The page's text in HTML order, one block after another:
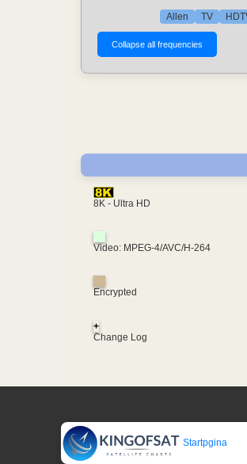
Allen TV
8K - Ultra HD
Video: MPEG-4/AVC/H-264
Encrypted
+
Change Log
Startpgina